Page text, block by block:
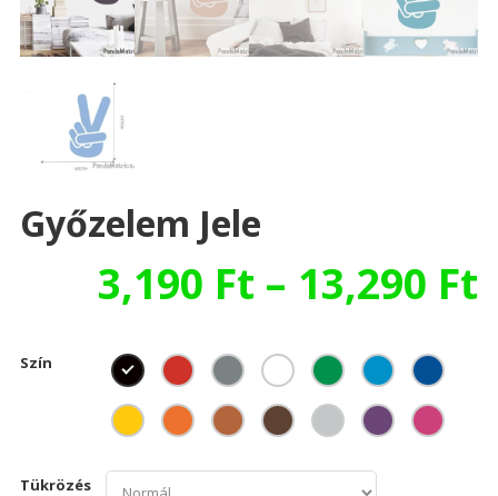
Győzelem Jele
3,190 Ft – 13,290 Ft
Szín
Tükrözés